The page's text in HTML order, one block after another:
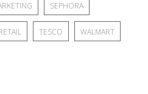
SEPHORA
TESCO WALMART